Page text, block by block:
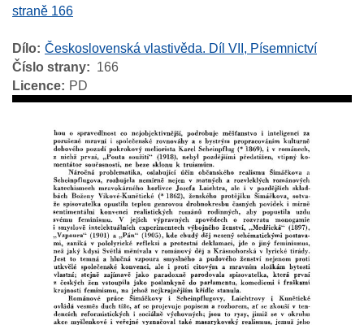
straně 166
Dílo Československá vlastivěda. Díl VII, Písemnictví
Číslo strany
166
Licence
PD